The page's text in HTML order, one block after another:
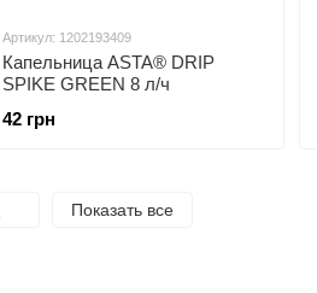
Артикул: 1202193409
Капельница ASTA® DRIP
SPIKE GREEN 8 л/ч
42 грн
Показать все